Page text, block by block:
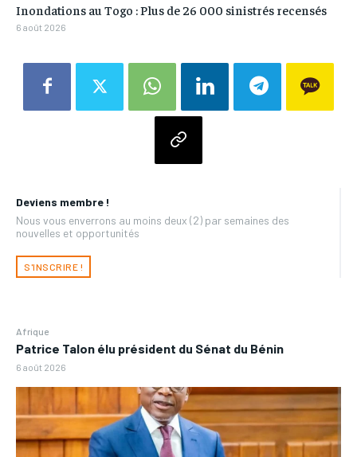
Deviens membre !
Nous vous enverrons au moins deux (2) par semaines des
nouvelles et opportunités
S'INSCRIRE !
Afrique
Patrice Talon élu président du Sénat du Bénin
6 août 2026
Inondations au Togo : Plus de 26 000 sinistrés recensés
6 août 2026